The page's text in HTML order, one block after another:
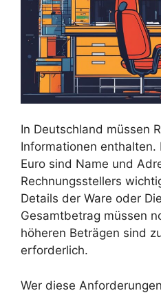
In Deutschland müssen
Informationen enthalten.
Euro sind Name und
Rechnungsstellers
Details der Ware oder
Gesamtbetrag müssen
höheren Beträgen sind
erforderlich.
Wer diese